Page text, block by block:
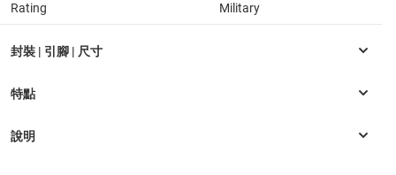
Rating Military